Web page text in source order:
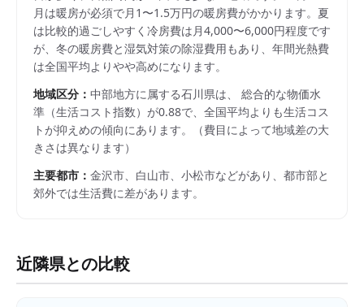
月は暖房が必須で月1〜1.5万円の暖房費がかかります。夏
は比較的過ごしやすく冷房費は月4,000〜6,000円程度です
が、冬の暖房費と湿気対策の除湿費用もあり、年間光熱費
は全国平均よりやや高めになります。
地域区分： 中部地方に属する石川県は、 総合的な物価水
準（生活コスト指数）が0.88で、 全国平均よりも生活コス
トが抑えめの傾向にあります。
（費目によって地域差の大
きさは異なります）
主要都市： 金沢市、白山市、小松市などがあり、都市部と
郊外では生活費に差があります。
近隣県との比較